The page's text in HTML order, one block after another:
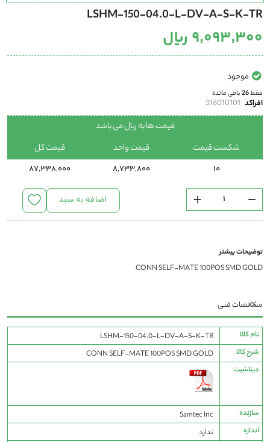
رفتن
به
گالری
LSHM-150-04.0-L-DV-A-S-K-TR
۹٬۰۹۳٬۳۰۰ ریال
موجود
فقط26باقی مانده
افراکد 316010101
قیمت ها به ریال می باشد
شکست قیمت
قیمت واحد قیمت کل
10
8,733,800
87,338,000
اضافه به سبد
توضیحات بیشتر
CONN SELF-MATE 100POS SMD GOLD
مشخصات فنی
مشخصات
فنی
نام کالا
LSHM-150-04.0-L-DV-A-S-K-TR
شرح کالا
CONN SELF-MATE 100POS SMD GOLD
دیتاشیت
سازنده
Samtec Inc
اندازه
ندارد